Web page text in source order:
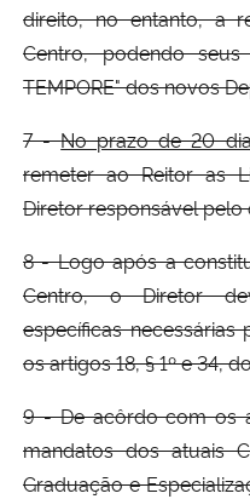
direito, no entanto, a
Centro, podendo
TEMPORE" dos novos
7 -No prazo de 20
remeter ao Reitor as
Diretor responsável
8 - Logo após a
Centro, o Diretor
específicas
os artigos 18, § 1º e 34,
9 - De acôrdo com os
mandatos dos atuais
Graduação e